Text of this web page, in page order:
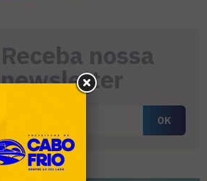
Receba nossa
newsletter